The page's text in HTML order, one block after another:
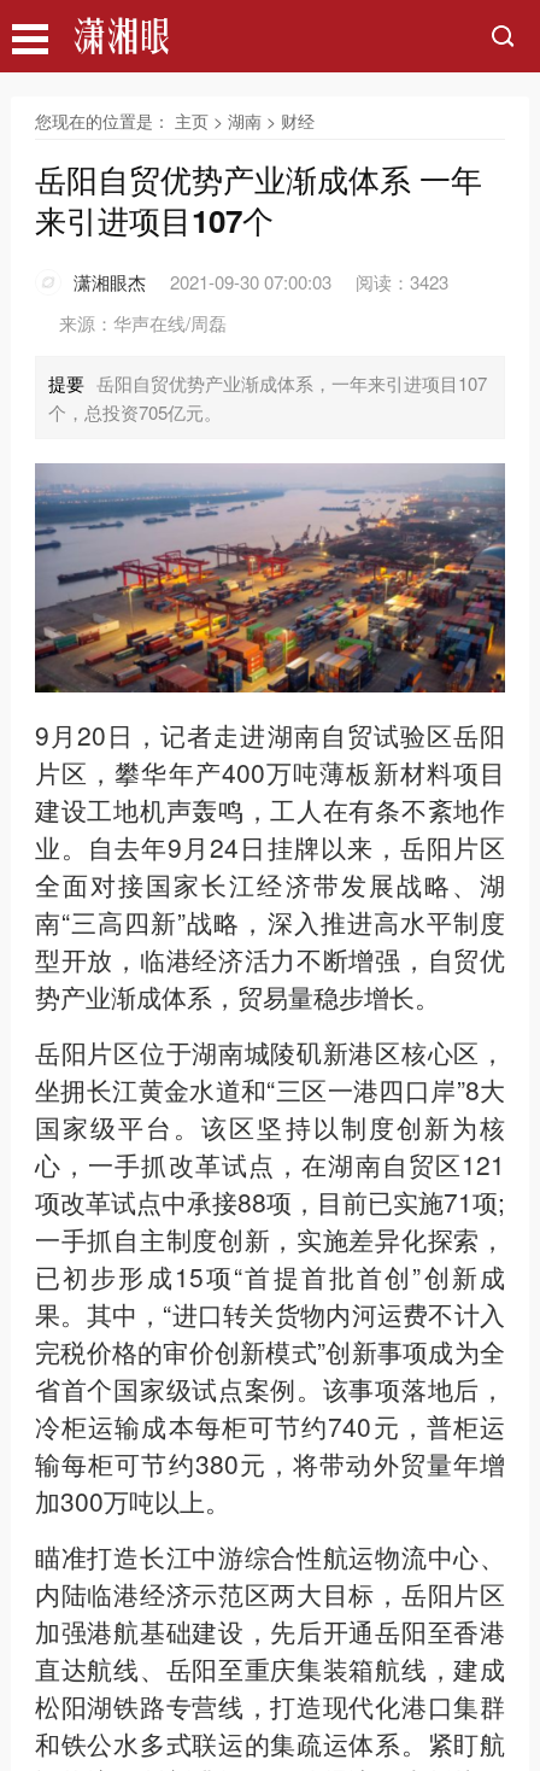
您现在的位置是： 主页> 湖南> 财经
岳阳自贸优势产业渐成体系 一年
来引进项目107个
潇湘眼杰 2021-09-30 07:00:03
阅读：3423
来源：华声在线/周磊
提要 岳阳自贸优势产业渐成体系，一年来引进项目107
个，总投资705亿元。
9月20日，记者走进湖南自贸试验区岳阳
片区，攀华年产400万吨薄板新材料项目
建设工地机声轰鸣，工人在有条不紊地作
业。自去年9月24日挂牌以来，岳阳片区
全面对接国家长江经济带发展战略、湖
南“三高四新”战略，深入推进高水平制度
型开放，临港经济活力不断增强，自贸优
势产业渐成体系，贸易量稳步增长。
岳阳片区位于湖南城陵矶新港区核心区，
坐拥长江黄金水道和“三区一港四口岸”8大
国家级平台。该区坚持以制度创新为核
心，一手抓改革试点，在湖南自贸区121
项改革试点中承接88项，目前已实施71项;
一手抓自主制度创新，实施差异化探索，
已初步形成15项“首提首批首创”创新成
果。其中，“进口转关货物内河运费不计入
完税价格的审价创新模式”创新事项成为全
省首个国家级试点案例。该事项落地后，
冷柜运输成本每柜可节约740元，普柜运
输每柜可节约380元，将带动外贸量年增
加300万吨以上。
瞄准打造长江中游综合性航运物流中心、
内陆临港经济示范区两大目标，岳阳片区
加强港航基础建设，先后开通岳阳至香港
直达航线、岳阳至重庆集装箱航线，建成
松阳湖铁路专营线，打造现代化港口集群
和铁公水多式联运的集疏运体系。紧盯航